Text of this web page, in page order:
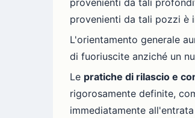
provenienti da tali pozzi è
L'orientamento generale
di fuoriuscite anziché un
Le pratiche di rilascio e
rigorosamente definite,
immediatamente